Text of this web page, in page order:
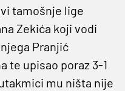
tamošnje lige
Zekića koji vodi
Pranjić
te upisao poraz 3-1
mu ništa nije